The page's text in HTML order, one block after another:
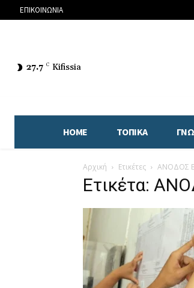
ΕΠΙΚΟΙΝΩΝΙΑ
27.7 C Kifissia
HOME ΤΟΠΙΚΑ
Αρχική Ετικέτες ΑΝΟΔΟΣ
Ετικέτα: